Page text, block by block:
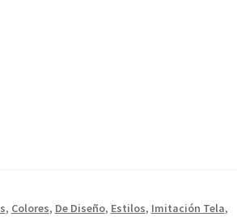
, Colores, De Diseño, Estilos, Imitación Tela,